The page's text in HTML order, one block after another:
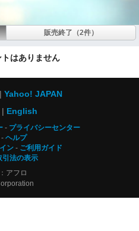
販売終了（2件）
はありません
Yahoo! JAPAN
English
プライバシーセンター
ヘルプ
ン
ご利用ガイド
引法の表示
アフロ